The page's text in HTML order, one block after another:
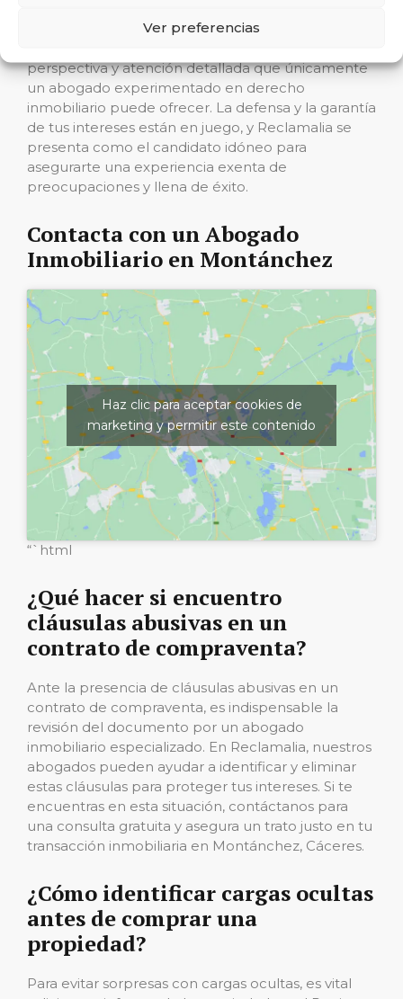
Ver preferencias
realidad legal y financiera de una operación
perspectiva y atención detallada que únicamente
un abogado experimentado en derecho
inmobiliario puede ofrecer. La defensa y la garantía
de tus intereses están en juego, y Reclamalia se
presenta como el candidato idóneo para
asegurarte una experiencia exenta de
preocupaciones y llena de éxito.
Contacta con un Abogado
Inmobiliario en Montánchez
Haz clic para aceptar cookies de
marketing y permitir este contenido
“`html
¿Qué hacer si encuentro
cláusulas abusivas en un
contrato de compraventa?
Ante la presencia de cláusulas abusivas en un
contrato de compraventa, es indispensable la
revisión del documento por un abogado
inmobiliario especializado. En Reclamalia, nuestros
abogados pueden ayudar a identificar y eliminar
estas cláusulas para proteger tus intereses. Si te
encuentras en esta situación, contáctanos para
una consulta gratuita y asegura un trato justo en tu
transacción inmobiliaria en Montánchez, Cáceres.
¿Cómo identificar cargas ocultas
antes de comprar una
propiedad?
Para evitar sorpresas con cargas ocultas, es vital